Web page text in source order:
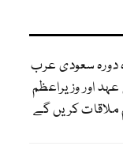
دورہ سعودی عرب
اور وزیراعظم
کریں گے